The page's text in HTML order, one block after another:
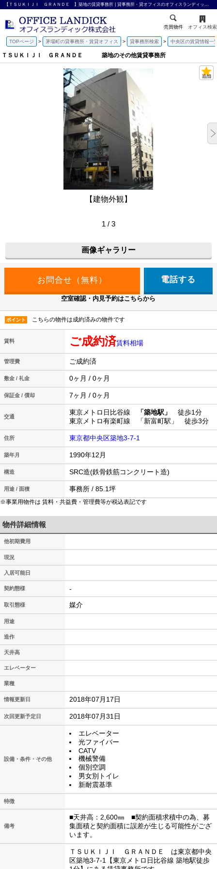
【ＴＳＵＫＩＪＩ ＧＲＡＮＤＥ 】築地の賃貸事務所 | 貸事務所・貸オフィスのオフィスランディック株式会社
売買物件 オフィス検索
TOPページ 茅場町の貸事務所・賃貸オフィス 貸事務所検索 中央区の賃貸情報一
ＴＳＵＫＩＪＩ ＧＲＡＮＤＥ 築地のその他賃貸事務所
【建物外観】
1 / 3
画像ギャラリー
電話する
空室確認・内見予約はこちらから
ポイント こちらの物件は成約済みの物件です
賃料 ご成約済賃料相場
管理費 ご成約済
敷金 / 礼金 0ヶ月 / 0ヶ月
保証金 / 償却 7ヶ月 / 0ヶ月
交通
東京メトロ日比谷線 「築地駅」
徒歩1分
東京メトロ有楽町線 「新富町駅」 徒歩3分
住所 東京都中央区築地3-7-1
築年月 1990年12月
構造 SRC造(鉄骨鉄筋コンクリート造)
用途 / 面積 事務所 / 85.1坪
※事業用物件は 賃料・共益費・管理費等が税込表記です
物件詳細情報
他初期費用
現況
入居可能日
契約態様 -
取引態様 媒介
用途
造作
天井高
エレベーター
業種
情報更新日 2018年07月17日
次回更新予定日 2018年07月31日
設備・条件・その他
エレベーター
光ファイバー
CATV
機械警備
個別空調
男女別トイレ
新耐震基準
特徴
備考
■天井高：2,600㎜ ■契約面積求積中の為、募
集面積と契約面積に誤差が生じる可能性がござ
います。
ＴＳＵＫＩＪＩ ＧＲＡＮＤＥ は東京都中央
区築地3-7-1【東京メトロ日比谷線 築地駅徒歩